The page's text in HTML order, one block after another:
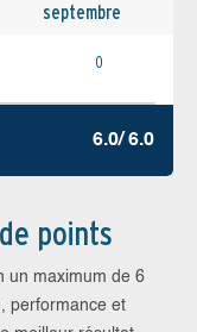
septembre
0
6.0/ 6.0
points
un maximum de 6
performance et